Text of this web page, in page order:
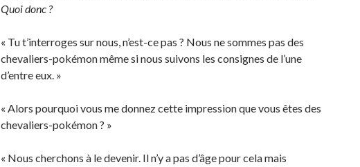
Quoi donc ?
« Tu t’interroges sur nous, n’est-ce pas ? Nous ne sommes pas des
chevaliers-pokémon même si nous suivons les consignes de l’une
d’entre eux. »
« Alors pourquoi vous me donnez cette impression que vous êtes des
chevaliers-pokémon ? »
« Nous cherchons à le devenir. Il n’y a pas d’âge pour cela mais